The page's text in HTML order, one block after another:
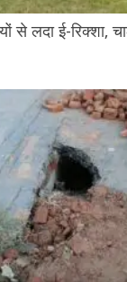
से लदा ई-रिक्शा,